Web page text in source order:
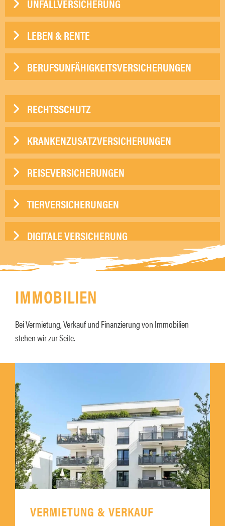
UNFALLVERSICHERUNG
LEBEN & RENTE
BERUFSUNFÄHIGKEITSVERSICHERUNGEN
RECHTSSCHUTZ
KRANKENZUSATZVERSICHERUNGEN
REISEVERSICHERUNGEN
TIERVERSICHERUNGEN
DIGITALE VERSICHERUNG
IMMOBILIEN
Bei Vermietung, Verkauf und Finanzierung von Immobilien
stehen wir zur Seite.
VERMIETUNG & VERKAUF